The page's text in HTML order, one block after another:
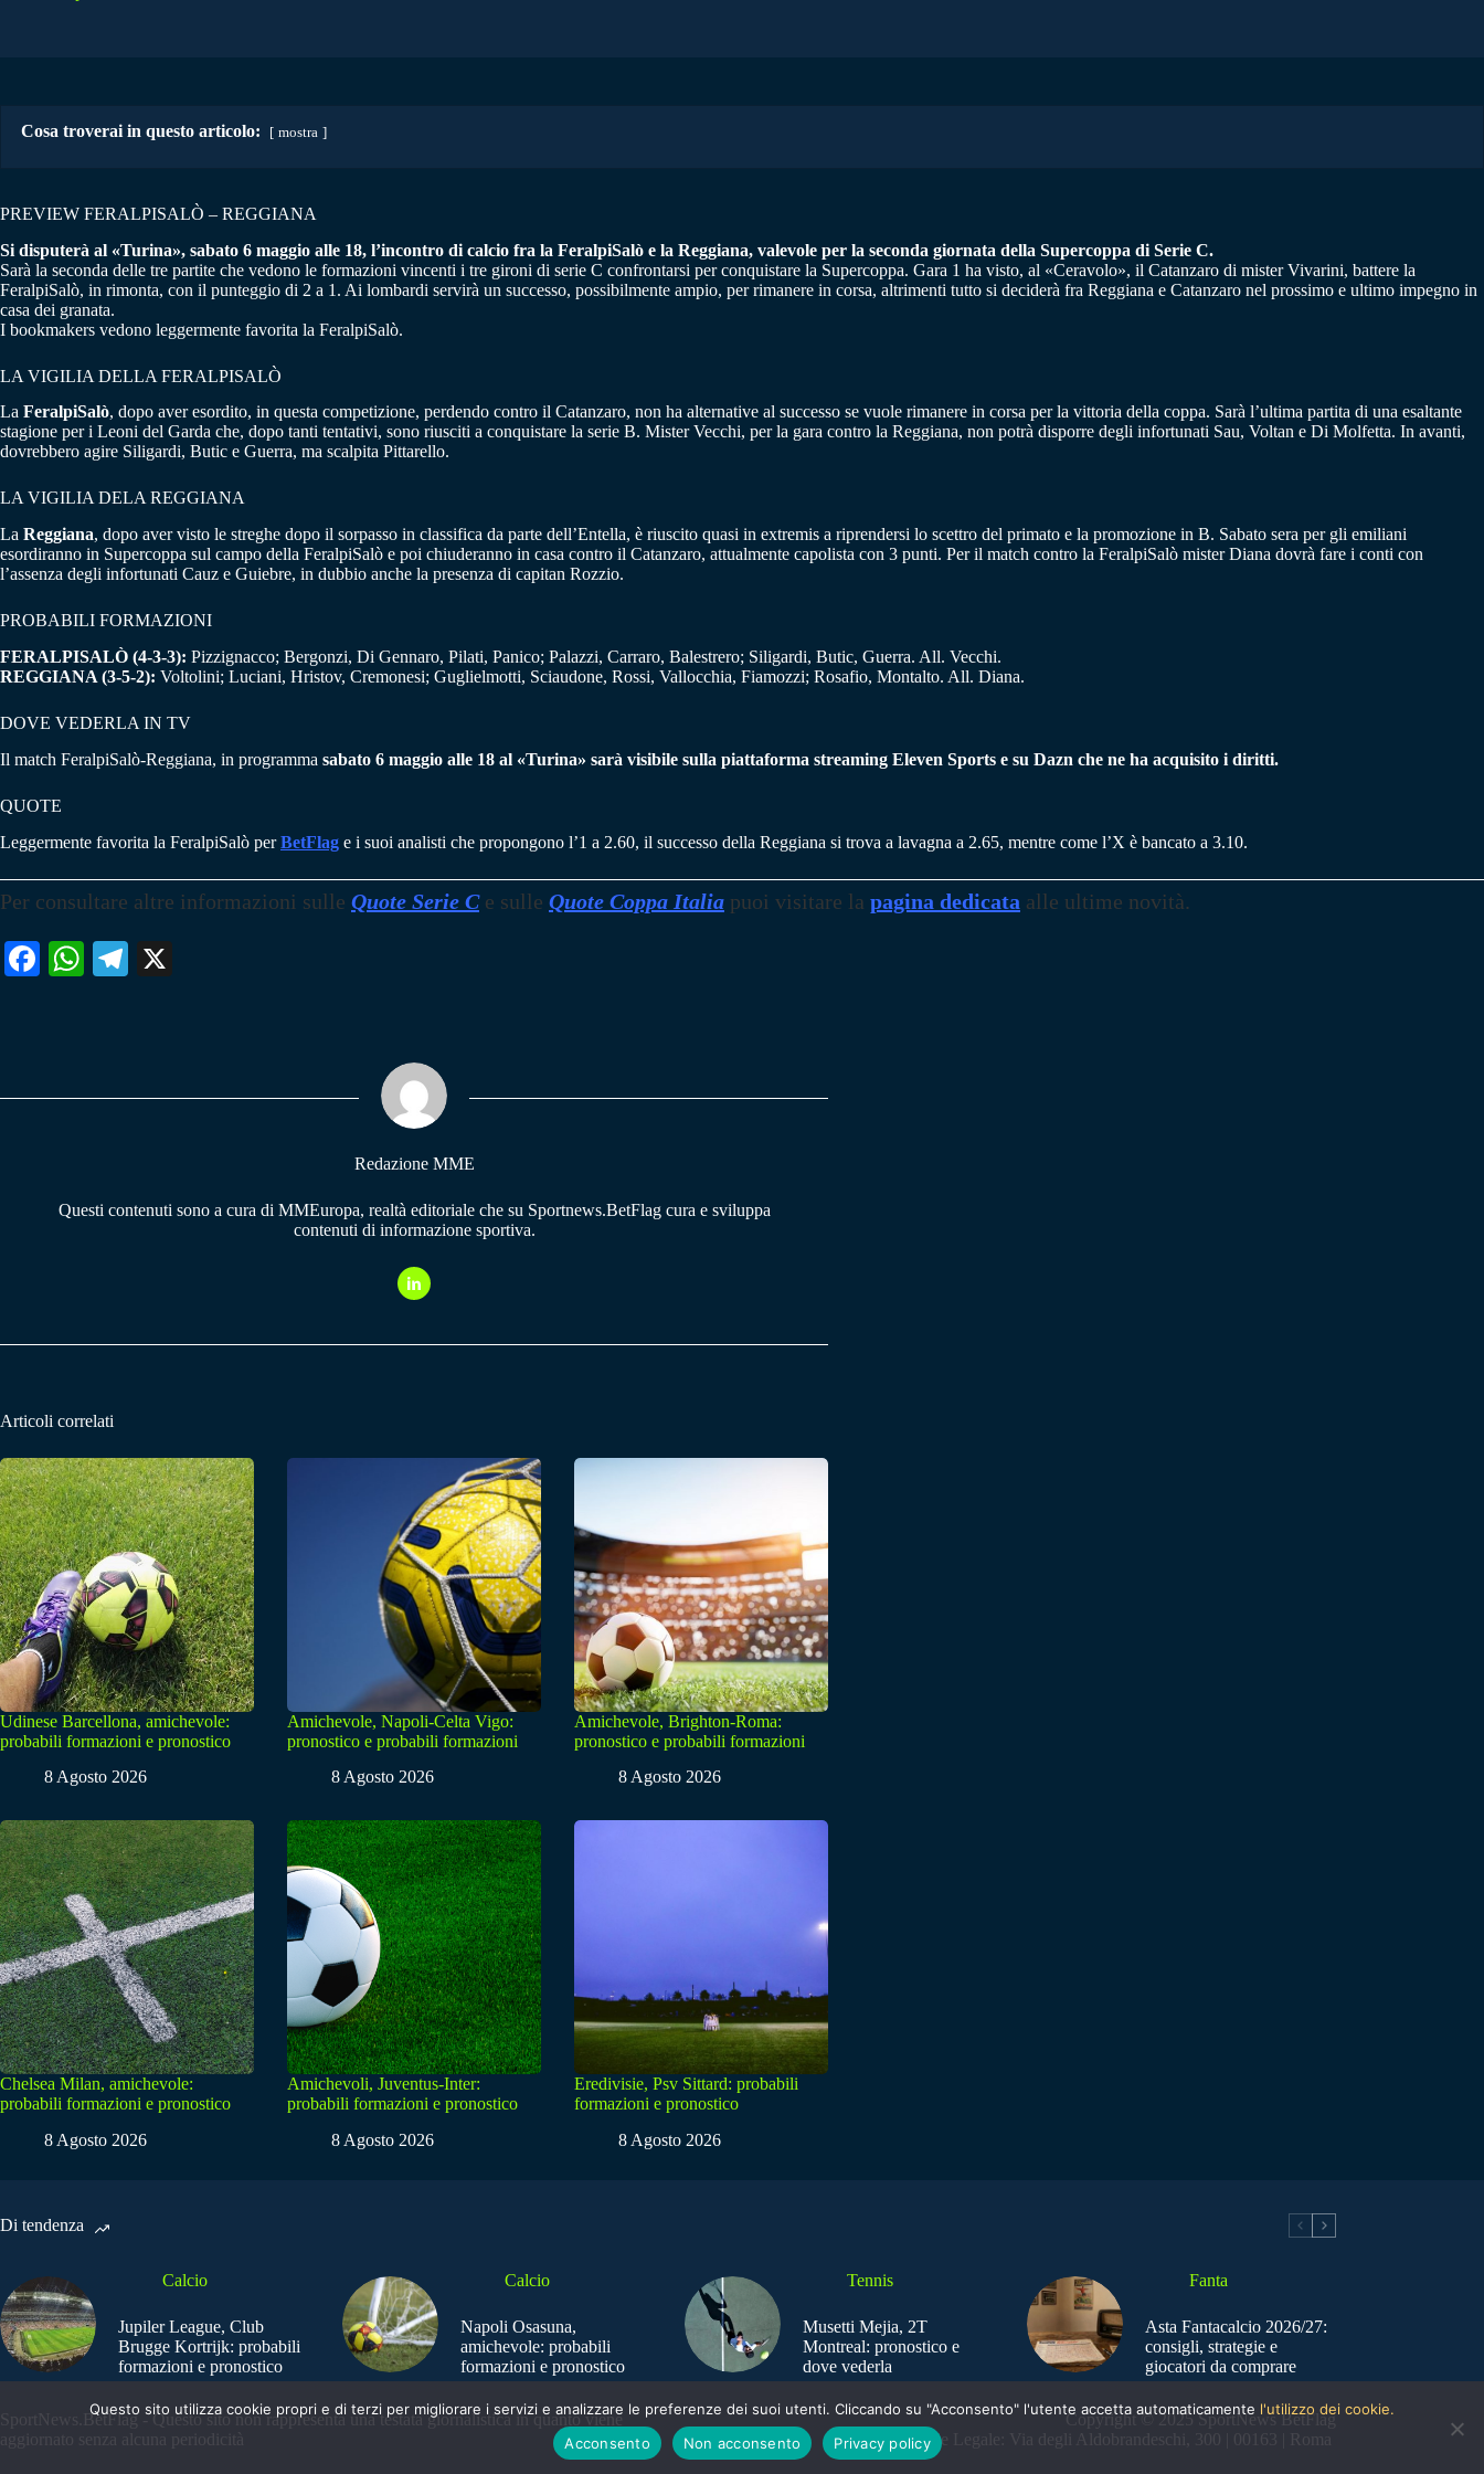
Cosa troverai in questo articolo: mostra
PREVIEW FERALPISALÒ – REGGIANA
Si disputerà al «Turina», sabato 6 maggio alle 18, l’incontro di calcio fra la FeralpiSalò e la Reggiana, valevole per la seconda giornata della Supercoppa di Serie C.
Sarà la seconda delle tre partite che vedono le formazioni vincenti i tre gironi di serie C confrontarsi per conquistare la Supercoppa. Gara 1 ha visto, al «Ceravolo», il Catanzaro di mister Vivarini, battere la
FeralpiSalò, in rimonta, con il punteggio di 2 a 1. Ai lombardi servirà un successo, possibilmente ampio, per rimanere in corsa, altrimenti tutto si deciderà fra Reggiana e Catanzaro nel prossimo e ultimo impegno in
casa dei granata.
I bookmakers vedono leggermente favorita la FeralpiSalò.
LA VIGILIA DELLA FERALPISALÒ
La FeralpiSalò, dopo aver esordito, in questa competizione, perdendo contro il Catanzaro, non ha alternative al successo se vuole rimanere in corsa per la vittoria della coppa. Sarà l’ultima partita di una esaltante
stagione per i Leoni del Garda che, dopo tanti tentativi, sono riusciti a conquistare la serie B. Mister Vecchi, per la gara contro la Reggiana, non potrà disporre degli infortunati Sau, Voltan e Di Molfetta. In avanti,
dovrebbero agire Siligardi, Butic e Guerra, ma scalpita Pittarello.
LA VIGILIA DELA REGGIANA
La Reggiana, dopo aver visto le streghe dopo il sorpasso in classifica da parte dell’Entella, è riuscito quasi in extremis a riprendersi lo scettro del primato e la promozione in B. Sabato sera per gli emiliani
esordiranno in Supercoppa sul campo della FeralpiSalò e poi chiuderanno in casa contro il Catanzaro, attualmente capolista con 3 punti. Per il match contro la FeralpiSalò mister Diana dovrà fare i conti con
l’assenza degli infortunati Cauz e Guiebre, in dubbio anche la presenza di capitan Rozzio.
PROBABILI FORMAZIONI
FERALPISALÒ (4-3-3): Pizzignacco; Bergonzi, Di Gennaro, Pilati, Panico; Palazzi, Carraro, Balestrero; Siligardi, Butic, Guerra. All. Vecchi.
REGGIANA (3-5-2): Voltolini; Luciani, Hristov, Cremonesi; Guglielmotti, Sciaudone, Rossi, Vallocchia, Fiamozzi; Rosafio, Montalto. All. Diana.
DOVE VEDERLA IN TV
Il match FeralpiSalò-Reggiana, in programma sabato 6 maggio alle 18 al «Turina» sarà visibile sulla piattaforma streaming Eleven Sports e su Dazn che ne ha acquisito i diritti.
QUOTE
Leggermente favorita la FeralpiSalò perBetFlag e i suoi analisti che propongono l’1 a 2.60, il successo della Reggiana si trova a lavagna a 2.65, mentre come l’X è bancato a 3.10.
Per consultare altre informazioni sulle Quote Serie Ce sulle Quote Coppa Italia puoi visitare la pagina dedicata alle ultime novità.
Fa W
pp
Te
m
Redazione MME
Questi contenuti sono a cura di MMEuropa, realtà editoriale che su Sportnews.BetFlag cura e sviluppa
contenuti di informazione sportiva.
Articoli correlati
Udinese Barcellona, amichevole:
probabili formazioni e pronostico
8 Agosto 2026
Amichevole, Napoli-Celta Vigo:
pronostico e probabili formazioni
8 Agosto 2026
Amichevole, Brighton-Roma:
pronostico e probabili formazioni
8 Agosto 2026
Chelsea Milan, amichevole:
probabili formazioni e pronostico
8 Agosto 2026
Amichevoli, Juventus-Inter:
probabili formazioni e pronostico
8 Agosto 2026
Eredivisie, Psv Sittard: probabili
formazioni e pronostico
8 Agosto 2026
Di tendenza
Calcio
Jupiler League, Club
Brugge Kortrijk: probabili
formazioni e pronostico
Calcio
Napoli Osasuna,
amichevole: probabili
formazioni e pronostico
Tennis
Musetti Mejia, 2T
Montreal: pronostico e
dove vederla
Fanta
Asta Fantacalcio 2026/27:
consigli, strategie e
giocatori da comprare
SportNews.BetFlag - Questo sito non rappresenta una testata giornalistica in quanto viene
aggiornato senza alcuna periodicità
Copyright © 2025 SportNews BetFlag
Sede Legale: Via degli Aldobrandeschi, 300 | 00163 | Roma
Questo sito utilizza cookie propri e di terzi per migliorare i servizi e analizzare le preferenze dei suoi utenti. Cliccando su "Acconsento" l'utente accetta automaticamente l'utilizzo dei cookie.
Acconsento
Non acconsento Privacy policy